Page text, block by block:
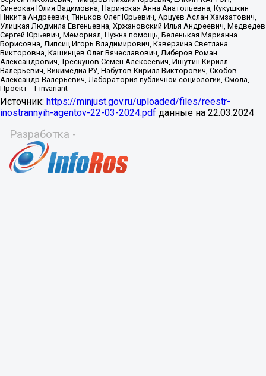
Источник: https://minjust.gov.ru/uploaded/files/reestr-
inostrannyih-agentov-22-03-2024.pdf данные на 22.03.2024
Разработка -